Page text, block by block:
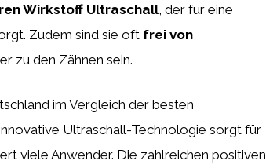
Wirkstoff Ultraschall, der für eine
Zudem sind sie oft frei von
zu den Zähnen sein.
im Vergleich der besten
Ultraschall-Technologie sorgt für
viele Anwender. Die zahlreichen positiven